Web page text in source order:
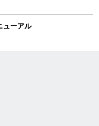
ューアル